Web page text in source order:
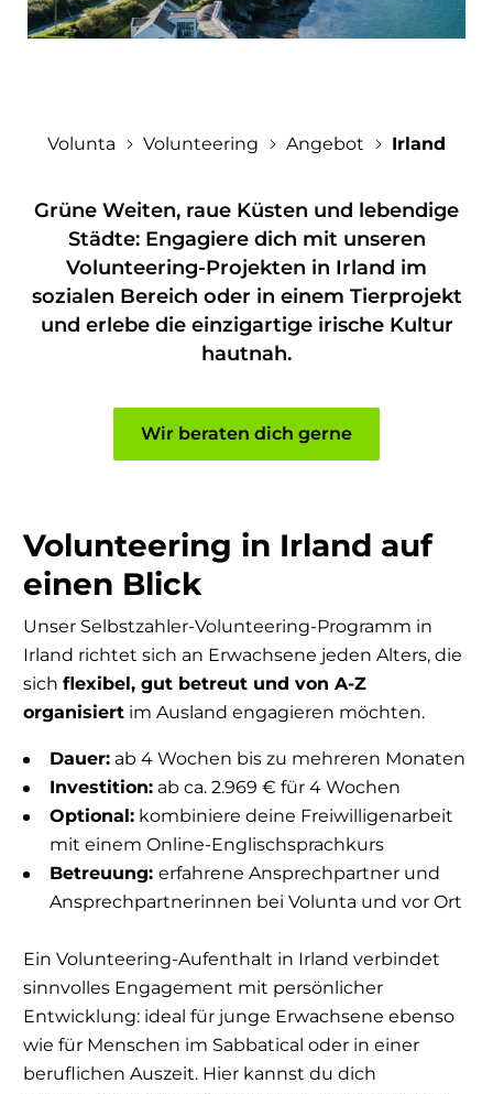
Auslands-Wiki
Erfahrungsberichte
Lehrkräfte & Berufsberatung
Gastfamilien
Kontakt Veranstaltungen Über uns
Jobs
Volunta Volunteering Angebot Irland
Grüne Weiten, raue Küsten und lebendige
Städte: Engagiere dich mit unseren
Volunteering-Projekten in Irland im
sozialen Bereich oder in einem Tierprojekt
und erlebe die einzigartige irische Kultur
hautnah.
Wir beraten dich gerne
Volunteering in Irland auf
einen Blick
Unser Selbstzahler-Volunteering-Programm in
Irland richtet sich an Erwachsene jeden Alters, die
sich flexibel, gut betreut und von A-Z
organisiert im Ausland engagieren möchten.
Dauer: ab 4 Wochen bis zu mehreren Monaten
Investition: ab ca. 2.969 € für 4 Wochen
Optional: kombiniere deine Freiwilligenarbeit
mit einem Online-Englischsprachkurs
Betreuung: erfahrene Ansprechpartner und
Ansprechpartnerinnen bei Volunta und vor Ort
Ein Volunteering-Aufenthalt in Irland verbindet
sinnvolles Engagement mit persönlicher
Entwicklung: ideal für junge Erwachsene ebenso
wie für Menschen im Sabbatical oder in einer
beruflichen Auszeit. Hier kannst du dich